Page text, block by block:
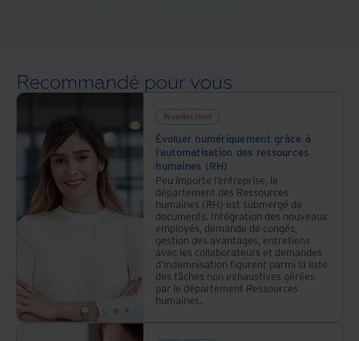
Recommandé pour vous
Réussites client
Évoluer numériquement grâce à
l’automatisation des ressources
humaines (RH)
Peu importe l’entreprise, le
département des Ressources
humaines (RH) est submergé de
documents. Intégration des nouveaux
employés, demande de congés,
gestion des avantages, entretiens
avec les collaborateurs et demandes
d’indemnisation figurent parmi la liste
des tâches non exhaustives gérées
par le département Ressources
humaines.